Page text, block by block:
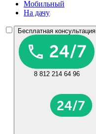
Мобильный
На дачу
Бесплатная консультация
8 812 214 64 96